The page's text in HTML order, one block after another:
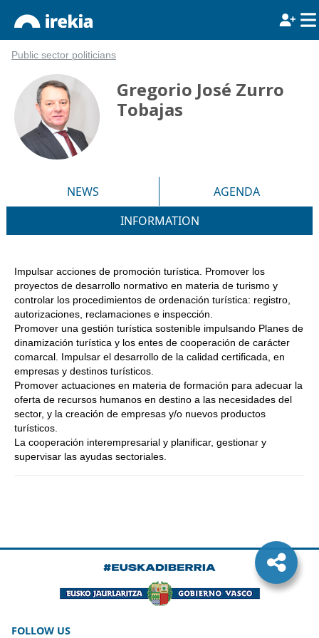
Public sector politicians
Gregorio José Zurro
Tobajas
NEWS
AGENDA
INFORMATION
Impulsar acciones de promoción turística. Promover los
proyectos de desarrollo normativo en materia de turismo y
controlar los procedimientos de ordenación turística: registro,
autorizaciones, reclamaciones e inspección.
Promover una gestión turística sostenible impulsando Planes de
dinamización turística y los entes de cooperación de carácter
comarcal. Impulsar el desarrollo de la calidad certificada, en
empresas y destinos turísticos.
Promover actuaciones en materia de formación para adecuar la
oferta de recursos humanos en destino a las necesidades del
sector, y la creación de empresas y/o nuevos productos
turísticos.
La cooperación interempresarial y planificar, gestionar y
supervisar las ayudas sectoriales.
FOLLOW US